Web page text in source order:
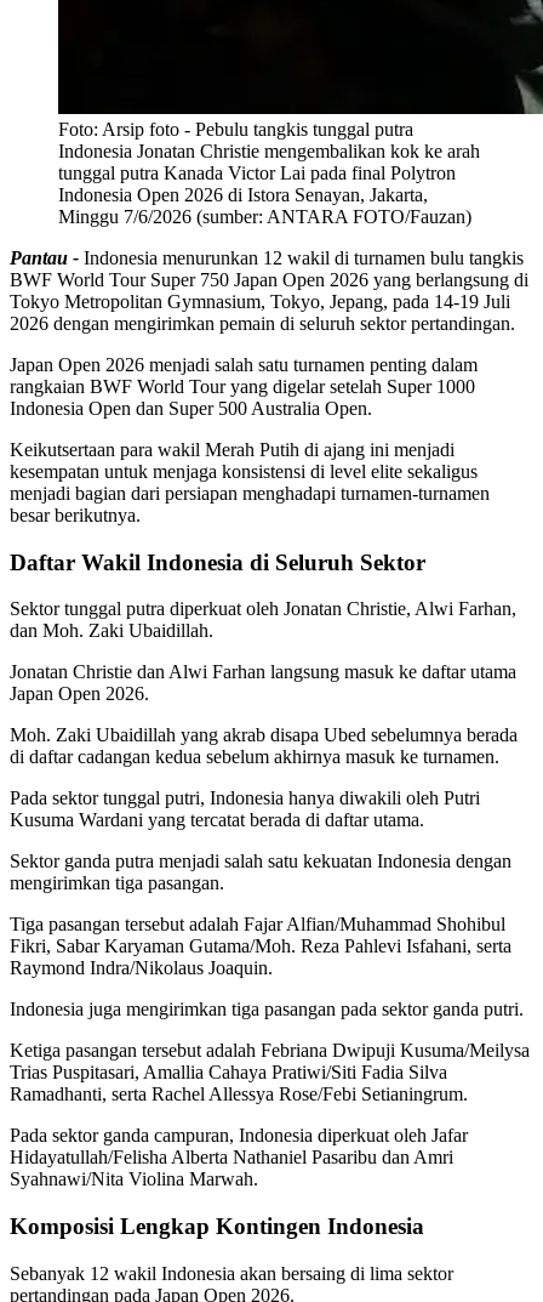
Foto: Arsip foto - Pebulu tangkis tunggal putra
Indonesia Jonatan Christie mengembalikan kok ke arah
tunggal putra Kanada Victor Lai pada final Polytron
Indonesia Open 2026 di Istora Senayan, Jakarta,
Minggu 7/6/2026 (sumber: ANTARA FOTO/Fauzan)
Pantau - Indonesia menurunkan 12 wakil di turnamen bulu tangkis
BWF World Tour Super 750 Japan Open 2026 yang berlangsung di
Tokyo Metropolitan Gymnasium, Tokyo, Jepang, pada 14-19 Juli
2026 dengan mengirimkan pemain di seluruh sektor pertandingan.
Japan Open 2026 menjadi salah satu turnamen penting dalam
rangkaian BWF World Tour yang digelar setelah Super 1000
Indonesia Open dan Super 500 Australia Open.
Keikutsertaan para wakil Merah Putih di ajang ini menjadi
kesempatan untuk menjaga konsistensi di level elite sekaligus
menjadi bagian dari persiapan menghadapi turnamen-turnamen
besar berikutnya.
Daftar Wakil Indonesia di Seluruh Sektor
Sektor tunggal putra diperkuat oleh Jonatan Christie, Alwi Farhan,
dan Moh. Zaki Ubaidillah.
Jonatan Christie dan Alwi Farhan langsung masuk ke daftar utama
Japan Open 2026.
Moh. Zaki Ubaidillah yang akrab disapa Ubed sebelumnya berada
di daftar cadangan kedua sebelum akhirnya masuk ke turnamen.
Pada sektor tunggal putri, Indonesia hanya diwakili oleh Putri
Kusuma Wardani yang tercatat berada di daftar utama.
Sektor ganda putra menjadi salah satu kekuatan Indonesia dengan
mengirimkan tiga pasangan.
Tiga pasangan tersebut adalah Fajar Alfian/Muhammad Shohibul
Fikri, Sabar Karyaman Gutama/Moh. Reza Pahlevi Isfahani, serta
Raymond Indra/Nikolaus Joaquin.
Indonesia juga mengirimkan tiga pasangan pada sektor ganda putri.
Ketiga pasangan tersebut adalah Febriana Dwipuji Kusuma/Meilysa
Trias Puspitasari, Amallia Cahaya Pratiwi/Siti Fadia Silva
Ramadhanti, serta Rachel Allessya Rose/Febi Setianingrum.
Pada sektor ganda campuran, Indonesia diperkuat oleh Jafar
Hidayatullah/Felisha Alberta Nathaniel Pasaribu dan Amri
Syahnawi/Nita Violina Marwah.
Komposisi Lengkap Kontingen Indonesia
Sebanyak 12 wakil Indonesia akan bersaing di lima sektor
pertandingan pada Japan Open 2026.